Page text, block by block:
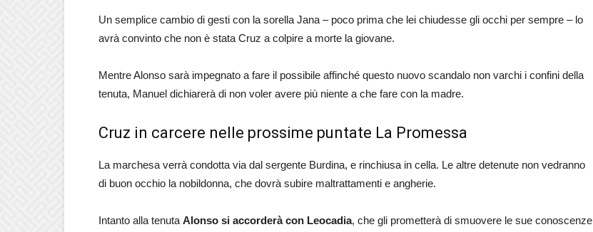
Un semplice cambio di gesti con la sorella Jana – poco prima che lei chiudesse gli occhi per sempre – lo
avrà convinto che non è stata Cruz a colpire a morte la giovane.
Mentre Alonso sarà impegnato a fare il possibile affinché questo nuovo scandalo non varchi i confini della
tenuta, Manuel dichiarerà di non voler avere più niente a che fare con la madre.
Cruz in carcere nelle prossime puntate La Promessa
La marchesa verrà condotta via dal sergente Burdina, e rinchiusa in cella. Le altre detenute non vedranno
di buon occhio la nobildonna, che dovrà subire maltrattamenti e angherie.
Intanto alla tenuta Alonso si accorderà con Leocadia, che gli prometterà di smuovere le sue conoscenze